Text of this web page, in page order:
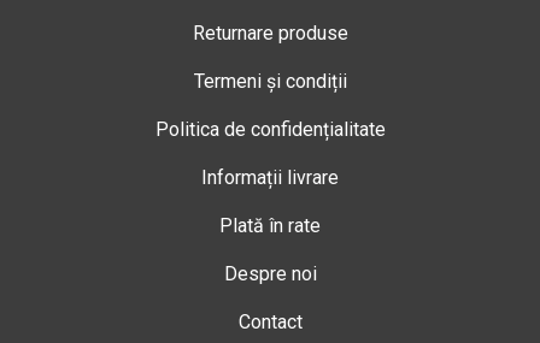
Returnare produse
Termeni și condiții
Politica de confidențialitate
Informații livrare
Plată în rate
Despre noi
Contact